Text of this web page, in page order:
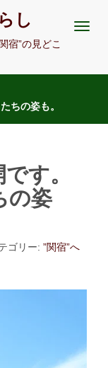
し
宿”の見どこ
ちの姿も。
す。
の姿
ゴリー: ”関宿”へ